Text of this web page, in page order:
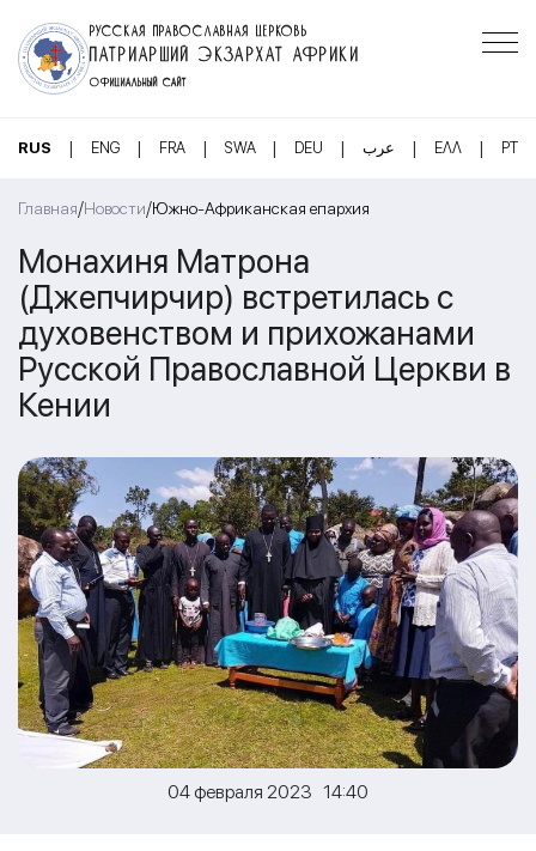
РУССКАЯ ПРАВОСЛАВНАЯ ЦЕРКОВЬ
ПАТРИАРШИЙ ЭКЗАРХАТ АФРИКИ
ОФИЦИАЛЬНЫЙ САЙТ
RUS | ENG | FRA | SWA | DEU | عرب | ΕΛΛ | PT
Главная/Новости/Южно-Африканская епархия
Монахиня Матрона
(Джепчирчир) встретилась с
духовенством и прихожанами
Русской Православной Церкви в
Кении
04 февраля 2023 14:40